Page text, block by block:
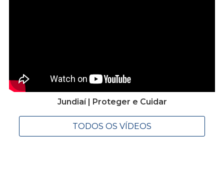
Jundiaí | Proteger e Cuidar
TODOS OS VÍDEOS